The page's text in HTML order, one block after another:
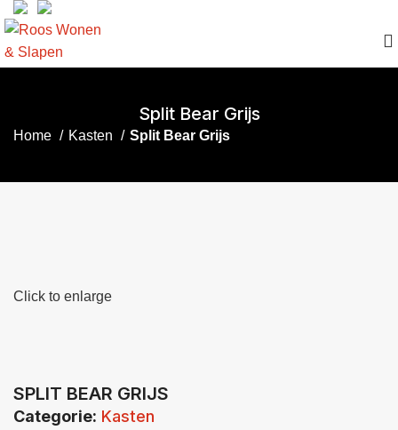
Split Bear Grijs
Home Kasten Split Bear Grijs
Click to enlarge
SPLIT BEAR GRIJS
Categorie: Kasten